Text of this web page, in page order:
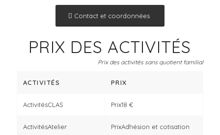
Contact et coordonnées
PRIX DES ACTIVITÉS
Prix des activités sans quotient familial
ACTIVITÉS PRIX
CLAS 18 €
Atelier
Adhésion et cotisation